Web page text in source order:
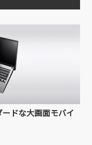
ドな大画面モバイ